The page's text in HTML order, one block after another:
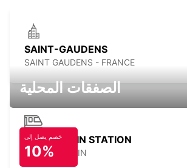
SAINT-GAUDENS
SAINT GAUDENS - FRANCE
LLEIDA MAIN STATION
LERIDA - SPAIN
الصفقات المحلية
خصم يصل إلى
10%